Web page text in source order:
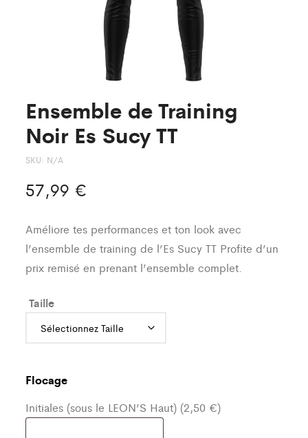
Ensemble de Training
Noir Es Sucy TT
SKU: N/A
57,99 €
Améliore tes performances et ton look avec
l’ensemble de training de l’Es Sucy TT Profite d’un
prix remisé en prenant l’ensemble complet.
Taille
Flocage
Initiales (sous le LEON’S Haut) (2,50 €)